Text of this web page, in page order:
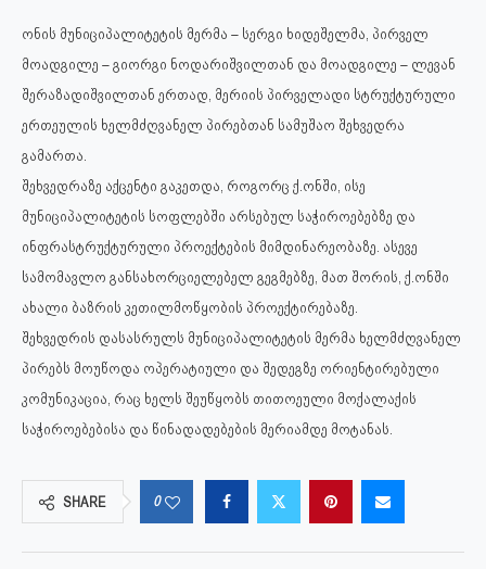
ონის მუნიციპალიტეტის მერმა – სერგი ხიდეშელმა, პირველ
მოადგილე – გიორგი ნოდარიშვილთან და მოადგილე – ლევან
შერაზადიშვილთან ერთად, მერიის პირველადი სტრუქტურული
ერთეულის ხელმძღვანელ პირებთან სამუშაო შეხვედრა
გამართა.
შეხვედრაზე აქცენტი გაკეთდა, როგორც ქ.ონში, ისე
მუნიციპალიტეტის სოფლებში არსებულ საჭიროებებზე და
ინფრასტრუქტურული პროექტების მიმდინარეობაზე. ასევე
სამომავლო განსახორციელებელ გეგმებზე, მათ შორის, ქ.ონში
ახალი ბაზრის კეთილმოწყობის პროექტირებაზე.
შეხვედრის დასასრულს მუნიციპალიტეტის მერმა ხელმძღვანელ
პირებს მოუწოდა ოპერატიული და შედეგზე ორიენტირებული
კომუნიკაცია, რაც ხელს შეუწყობს თითოეული მოქალაქის
საჭიროებებისა და წინადადებების მერიამდე მოტანას.
SHARE 0